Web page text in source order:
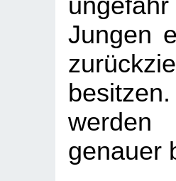
Jungen
werden
genauer